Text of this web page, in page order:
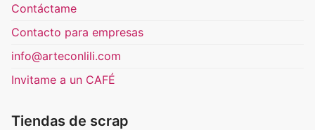
Contáctame
Contacto para empresas
info@arteconlili.com
Invitame a un CAFÉ
Tiendas de scrap